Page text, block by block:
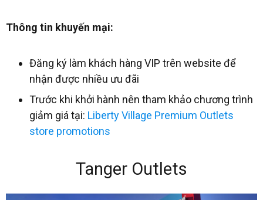
Thông tin khuyến mại:
Đăng ký làm khách hàng VIP trên website để
nhận được nhiều ưu đãi
Trước khi khởi hành nên tham khảo chương trình
giảm giá tại: Liberty Village Premium Outlets
store promotions
Tanger Outlets